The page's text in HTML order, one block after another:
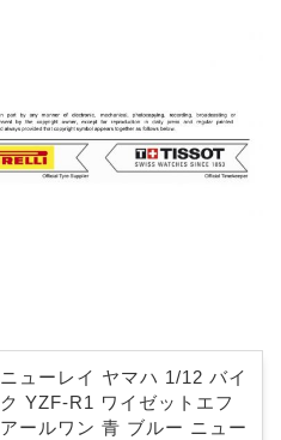
ニューレイ ヤマハ 1/12 バイ
ク YZF-R1 ワイゼットエフ
アールワン 青 ブルー ニュー